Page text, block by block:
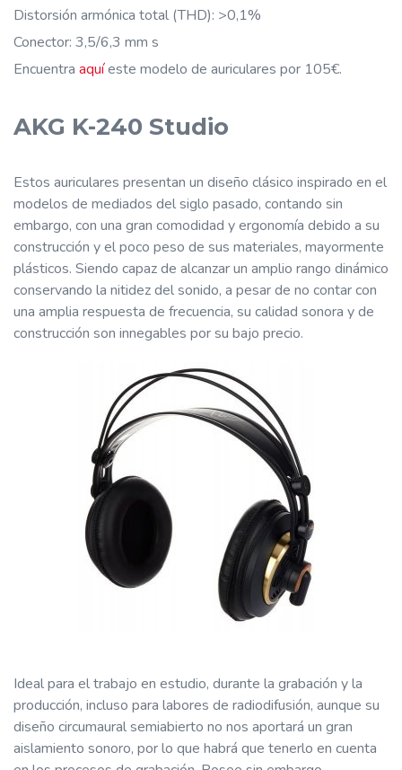
Distorsión armónica total (THD): >0,1%
Conector: 3,5/6,3 mm s
Encuentra aquíeste modelo de auriculares por 105€.
AKG K-240 Studio
Estos auriculares presentan un diseño clásico inspirado en el
modelos de mediados del siglo pasado, contando sin
embargo, con una gran comodidad y ergonomía debido a su
construcción y el poco peso de sus materiales, mayormente
plásticos. Siendo capaz de alcanzar un amplio rango dinámico
conservando la nitidez del sonido, a pesar de no contar con
una amplia respuesta de frecuencia, su calidad sonora y de
construcción son innegables por su bajo precio.
Ideal para el trabajo en estudio, durante la grabación y la
producción, incluso para labores de radiodifusión, aunque su
diseño circumaural semiabierto no nos aportará un gran
aislamiento sonoro, por lo que habrá que tenerlo en cuenta